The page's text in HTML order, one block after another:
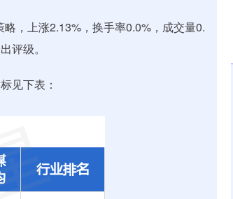
，上涨2.13%，换手率0.0%，成交量0.
评级。
见下表：